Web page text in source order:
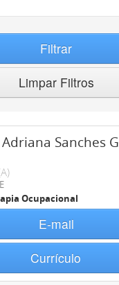
Filtrar
Limpar Filtros
Adriana Sanches
Ocupacional
E-mail
Currículo